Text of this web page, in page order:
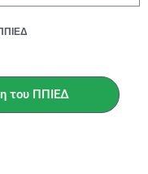
του ΠΠΙΕΔ